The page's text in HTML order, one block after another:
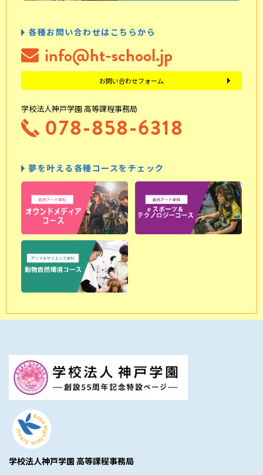
各種お問い合わせはこちらから
info@ht-school.jp
お問い合わせフォーム
学校法人神戸学園 高等課程事務局
078-858-6318
夢を叶える各種コースをチェック
学校法人神戸学園 高等課程事務局